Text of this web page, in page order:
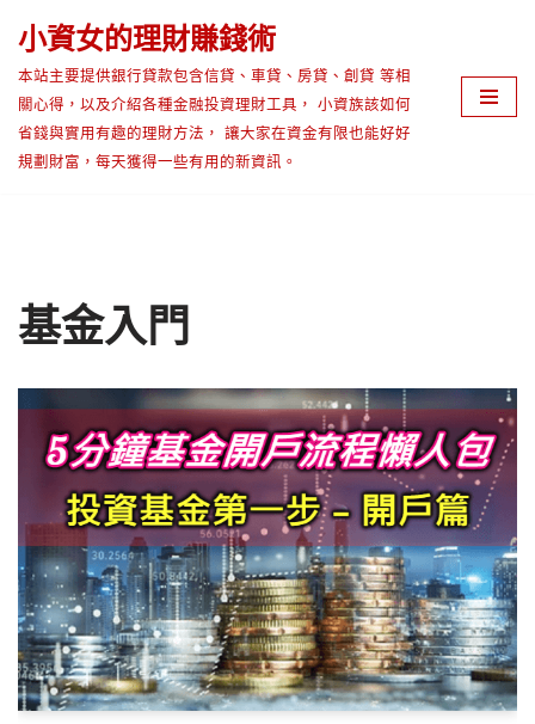
Skip
to
content
小資女的理財賺錢術
本站主要提供銀行貸款包含信貸、車貸、房貸、創貸 等相
關心得，以及介紹各種金融投資理財工具， 小資族該如何
省錢與實用有趣的理財方法， 讓大家在資金有限也能好好
規劃財富，每天獲得一些有用的新資訊。
基金入門